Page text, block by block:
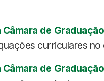
de
curriculares
de